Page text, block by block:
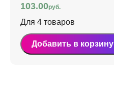
103.00руб.
Для 4 товаров
Добавить в корзину